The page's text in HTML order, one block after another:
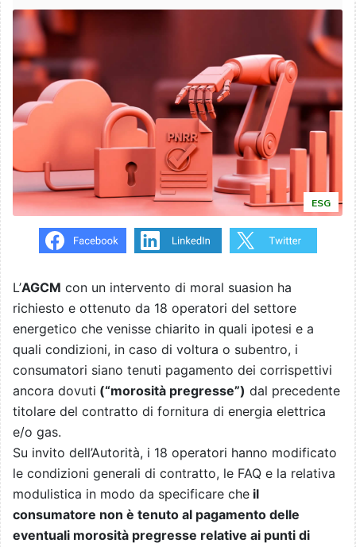
ESG
L’AGCM con un intervento di moral suasion ha
richiesto e ottenuto da 18 operatori del settore
energetico che venisse chiarito in quali ipotesi e a
quali condizioni, in caso di voltura o subentro, i
consumatori siano tenuti pagamento dei corrispettivi
ancora dovuti (“morosità pregresse”) dal precedente
titolare del contratto di fornitura di energia elettrica
e/o gas.
Su invito dell’Autorità, i 18 operatori hanno modificato
le condizioni generali di contratto, le FAQ e la relativa
modulistica in modo da specificare che il
consumatore non è tenuto al pagamento delle
eventuali morosità pregresse relative ai punti di